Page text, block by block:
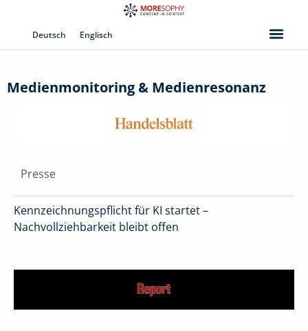
Deutsch Englisch
Medienmonitoring & Medienresonanz
Presse
Kennzeichnungspflicht für KI startet –
Nachvollziehbarkeit bleibt offen